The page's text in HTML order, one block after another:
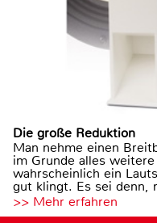
Die große Reduktion
Man nehme einen
im Grunde alles
wahrscheinlich ein
gut klingt. Es sei denn,
>> Mehr erfahren